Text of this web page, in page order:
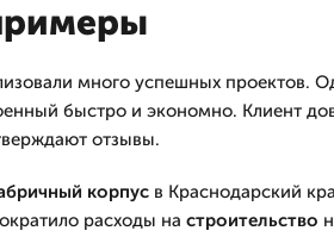
много успешных проектов.
быстро и экономно. Клиент
отзывы.
корпусв Краснодарский
расходы на строительство